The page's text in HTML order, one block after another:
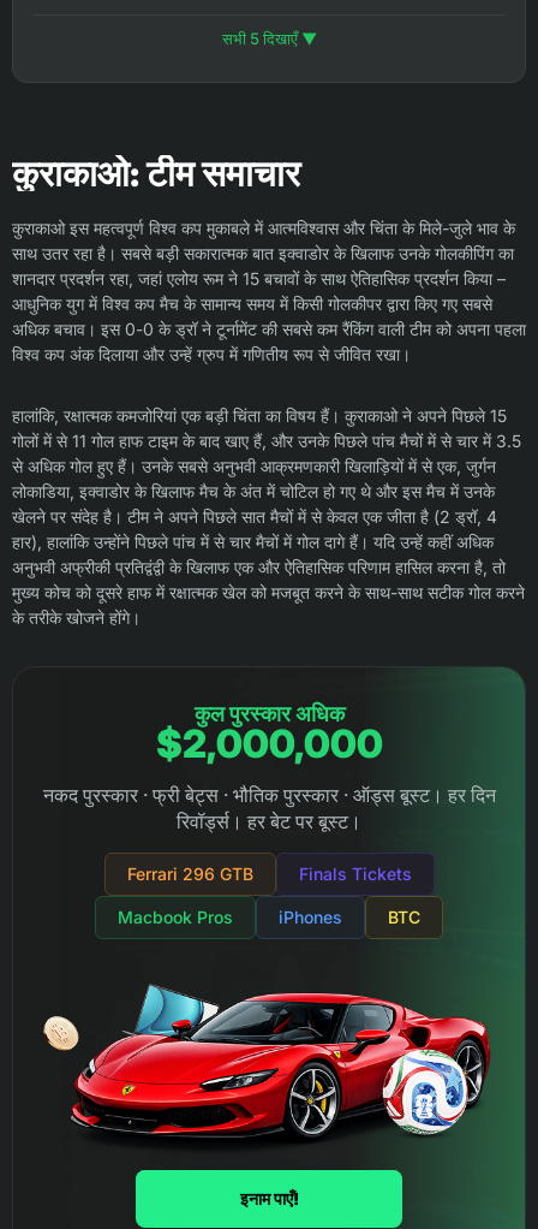
सभी 5 दिखाएँ ▼
कुराकाओ: टीम समाचार
कुराकाओ इस महत्वपूर्ण विश्व कप मुकाबले में आत्मविश्वास और चिंता के मिले-जुले भाव के
साथ उतर रहा है। सबसे बड़ी सकारात्मक बात इक्वाडोर के खिलाफ उनके गोलकीपिंग का
शानदार प्रदर्शन रहा, जहां एलोय रूम ने 15 बचावों के साथ ऐतिहासिक प्रदर्शन किया –
आधुनिक युग में विश्व कप मैच के सामान्य समय में किसी गोलकीपर द्वारा किए गए सबसे
अधिक बचाव। इस 0-0 के ड्रॉ ने टूर्नामेंट की सबसे कम रैंकिंग वाली टीम को अपना पहला
विश्व कप अंक दिलाया और उन्हें ग्रुप में गणितीय रूप से जीवित रखा।
हालांकि, रक्षात्मक कमजोरियां एक बड़ी चिंता का विषय हैं। कुराकाओ ने अपने पिछले 15
गोलों में से 11 गोल हाफ टाइम के बाद खाए हैं, और उनके पिछले पांच मैचों में से चार में 3.5
से अधिक गोल हुए हैं। उनके सबसे अनुभवी आक्रमणकारी खिलाड़ियों में से एक, जुर्गन
लोकाडिया, इक्वाडोर के खिलाफ मैच के अंत में चोटिल हो गए थे और इस मैच में उनके
खेलने पर संदेह है। टीम ने अपने पिछले सात मैचों में से केवल एक जीता है (2 ड्रॉ, 4
हार), हालांकि उन्होंने पिछले पांच में से चार मैचों में गोल दागे हैं। यदि उन्हें कहीं अधिक
अनुभवी अफ्रीकी प्रतिद्वंद्वी के खिलाफ एक और ऐतिहासिक परिणाम हासिल करना है, तो
मुख्य कोच को दूसरे हाफ में रक्षात्मक खेल को मजबूत करने के साथ-साथ सटीक गोल करने
के तरीके खोजने होंगे।
कुल पुरस्कार अधिक
$2,000,000
नकद पुरस्कार · फ्री बेट्स · भौतिक पुरस्कार · ऑड्स बूस्ट। हर दिन
रिवॉर्ड्स। हर बेट पर बूस्ट।
Ferrari 296 GTB Finals Tickets
Macbook Pros iPhones BTC
इनाम पाएँ!